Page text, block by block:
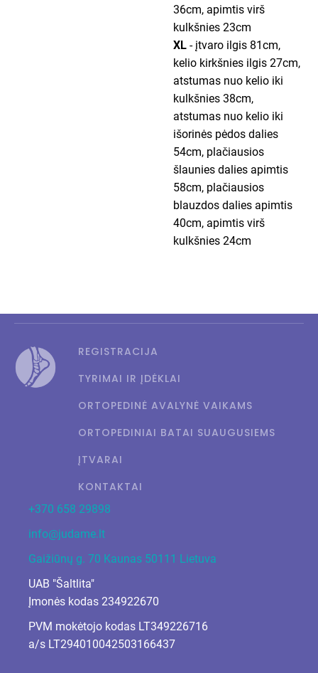
36cm, apimtis virš
kulkšnies 23cm
XL - įtvaro ilgis 81cm,
kelio kirkšnies ilgis 27cm,
atstumas nuo kelio iki
kulkšnies 38cm,
atstumas nuo kelio iki
išorinės pėdos dalies
54cm, plačiausios
šlaunies dalies apimtis
58cm, plačiausios
blauzdos dalies apimtis
40cm, apimtis virš
kulkšnies 24cm
REGISTRACIJA
TYRIMAI IR ĮDĖKLAI
ORTOPEDINĖ AVALYNĖ VAIKAMS
ORTOPEDINIAI BATAI SUAUGUSIEMS
ĮTVARAI
KONTAKTAI
+370 658 29898
info@judame.lt
Gaižiūnų g. 70 Kaunas 50111 Lietuva
UAB "Šaltlita"
Įmonės kodas 234922670
PVM mokėtojo kodas LT349226716
a/s LT294010042503166437